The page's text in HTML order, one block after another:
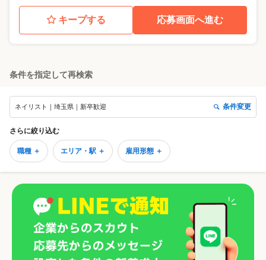
キープする 応募画面へ進む
条件を指定して再検索
ネイリスト｜埼玉県｜新卒歓迎 条件変更
さらに絞り込む
職種 ＋ エリア・駅 ＋ 雇用形態 ＋